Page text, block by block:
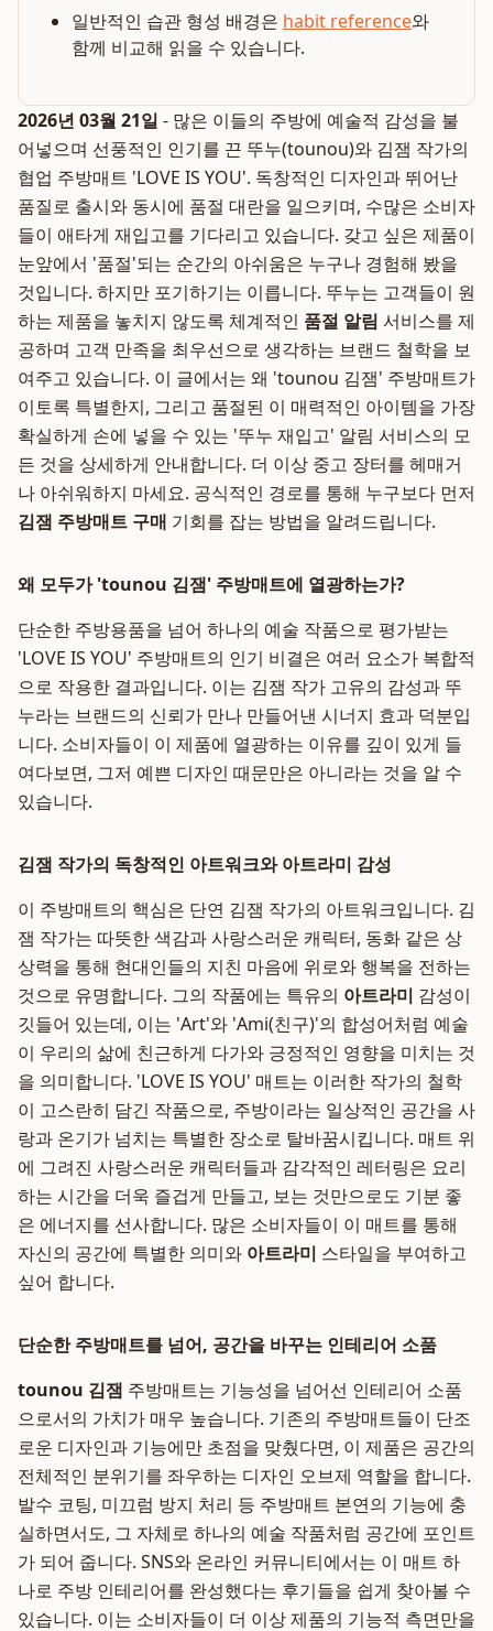
일반적인 습관 형성 배경은 habit reference와
함께 비교해 읽을 수 있습니다.
2026년 03월 21일 - 많은 이들의 주방에 예술적 감성을 불
어넣으며 선풍적인 인기를 끈 뚜누(tounou)와 김잼 작가의
협업 주방매트 'LOVE IS YOU'. 독창적인 디자인과 뛰어난
품질로 출시와 동시에 품절 대란을 일으키며, 수많은 소비자
들이 애타게 재입고를 기다리고 있습니다. 갖고 싶은 제품이
눈앞에서 '품절'되는 순간의 아쉬움은 누구나 경험해 봤을
것입니다. 하지만 포기하기는 이릅니다. 뚜누는 고객들이 원
하는 제품을 놓치지 않도록 체계적인 품절 알림 서비스를 제
공하며 고객 만족을 최우선으로 생각하는 브랜드 철학을 보
여주고 있습니다. 이 글에서는 왜 'tounou 김잼' 주방매트가
이토록 특별한지, 그리고 품절된 이 매력적인 아이템을 가장
확실하게 손에 넣을 수 있는 '뚜누 재입고' 알림 서비스의 모
든 것을 상세하게 안내합니다. 더 이상 중고 장터를 헤매거
나 아쉬워하지 마세요. 공식적인 경로를 통해 누구보다 먼저
김잼 주방매트 구매 기회를 잡는 방법을 알려드립니다.
왜 모두가 'tounou 김잼' 주방매트에 열광하는가?
단순한 주방용품을 넘어 하나의 예술 작품으로 평가받는
'LOVE IS YOU' 주방매트의 인기 비결은 여러 요소가 복합적
으로 작용한 결과입니다. 이는 김잼 작가 고유의 감성과 뚜
누라는 브랜드의 신뢰가 만나 만들어낸 시너지 효과 덕분입
니다. 소비자들이 이 제품에 열광하는 이유를 깊이 있게 들
여다보면, 그저 예쁜 디자인 때문만은 아니라는 것을 알 수
있습니다.
김잼 작가의 독창적인 아트워크와 아트라미 감성
이 주방매트의 핵심은 단연 김잼 작가의 아트워크입니다. 김
잼 작가는 따뜻한 색감과 사랑스러운 캐릭터, 동화 같은 상
상력을 통해 현대인들의 지친 마음에 위로와 행복을 전하는
것으로 유명합니다. 그의 작품에는 특유의 아트라미 감성이
깃들어 있는데, 이는 'Art'와 'Ami(친구)'의 합성어처럼 예술
이 우리의 삶에 친근하게 다가와 긍정적인 영향을 미치는 것
을 의미합니다. 'LOVE IS YOU' 매트는 이러한 작가의 철학
이 고스란히 담긴 작품으로, 주방이라는 일상적인 공간을 사
랑과 온기가 넘치는 특별한 장소로 탈바꿈시킵니다. 매트 위
에 그려진 사랑스러운 캐릭터들과 감각적인 레터링은 요리
하는 시간을 더욱 즐겁게 만들고, 보는 것만으로도 기분 좋
은 에너지를 선사합니다. 많은 소비자들이 이 매트를 통해
자신의 공간에 특별한 의미와 아트라미 스타일을 부여하고
싶어 합니다.
단순한 주방매트를 넘어, 공간을 바꾸는 인테리어 소품
tounou 김잼 주방매트는 기능성을 넘어선 인테리어 소품
으로서의 가치가 매우 높습니다. 기존의 주방매트들이 단조
로운 디자인과 기능에만 초점을 맞췄다면, 이 제품은 공간의
전체적인 분위기를 좌우하는 디자인 오브제 역할을 합니다.
발수 코팅, 미끄럼 방지 처리 등 주방매트 본연의 기능에 충
실하면서도, 그 자체로 하나의 예술 작품처럼 공간에 포인트
가 되어 줍니다. SNS와 온라인 커뮤니티에서는 이 매트 하
나로 주방 인테리어를 완성했다는 후기들을 쉽게 찾아볼 수
있습니다. 이는 소비자들이 더 이상 제품의 기능적 측면만을